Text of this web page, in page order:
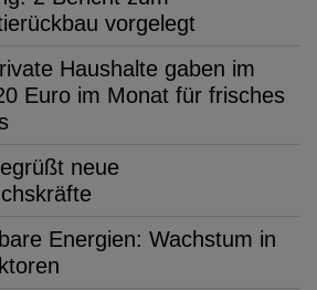
vorgelegt
Haushalte gaben im
Euro im Monat für frisches
neue
Energien: Wachstum in